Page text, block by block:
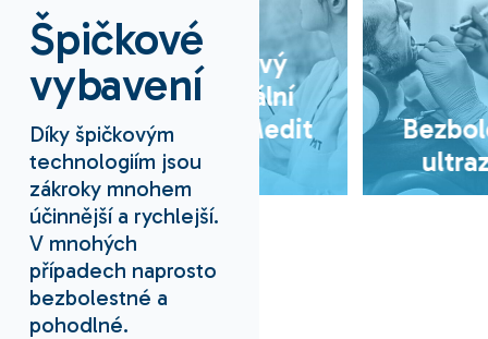
Špičkové
vybavení
Díky špičkovým
technologiím jsou
zákroky mnohem
účinnější a rychlejší.
V mnohých
případech naprosto
bezbolestné a
pohodlné.
Špičkový
intraorální
skener Medit
i900
Bezbolestný
ultrazvuk